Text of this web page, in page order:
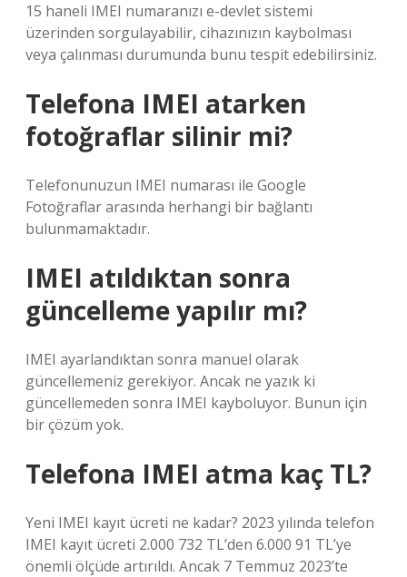
15 haneli IMEI numaranızı e-devlet sistemi
üzerinden sorgulayabilir, cihazınızın kaybolması
veya çalınması durumunda bunu tespit edebilirsiniz.
Telefona IMEI atarken
fotoğraflar silinir mi?
Telefonunuzun IMEI numarası ile Google
Fotoğraflar arasında herhangi bir bağlantı
bulunmamaktadır.
IMEI atıldıktan sonra
güncelleme yapılır mı?
IMEI ayarlandıktan sonra manuel olarak
güncellemeniz gerekiyor. Ancak ne yazık ki
güncellemeden sonra IMEI kayboluyor. Bunun için
bir çözüm yok.
Telefona IMEI atma kaç TL?
Yeni IMEI kayıt ücreti ne kadar? 2023 yılında telefon
IMEI kayıt ücreti 2.000 732 TL’den 6.000 91 TL’ye
önemli ölçüde artırıldı. Ancak 7 Temmuz 2023’te